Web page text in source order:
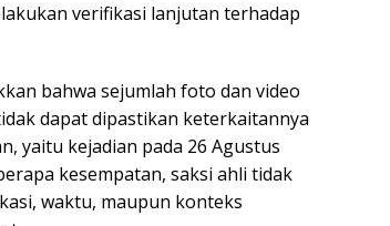
verifikasi lanjutan terhadap
bahwa sejumlah foto dan video
dapat dipastikan keterkaitannya
yaitu kejadian pada 26 Agustus
kesempatan, saksi ahli tidak
waktu, maupun konteks